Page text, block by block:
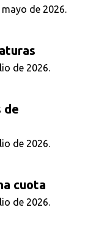
de 2026.
de 2026.
de
de 2026.
cuota
de 2026.